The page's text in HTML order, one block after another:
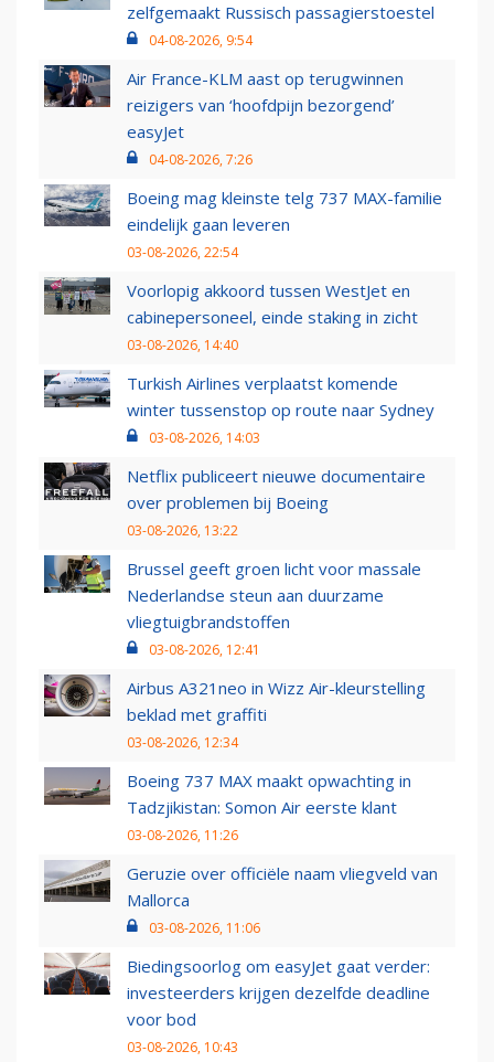
zelfgemaakt Russisch passagierstoestel
04-08-2026, 9:54
Air France-KLM aast op terugwinnen
reizigers van ‘hoofdpijn bezorgend’
easyJet
04-08-2026, 7:26
Boeing mag kleinste telg 737 MAX-familie
eindelijk gaan leveren
03-08-2026, 22:54
Voorlopig akkoord tussen WestJet en
cabinepersoneel, einde staking in zicht
03-08-2026, 14:40
Turkish Airlines verplaatst komende
winter tussenstop op route naar Sydney
03-08-2026, 14:03
Netflix publiceert nieuwe documentaire
over problemen bij Boeing
03-08-2026, 13:22
Brussel geeft groen licht voor massale
Nederlandse steun aan duurzame
vliegtuigbrandstoffen
03-08-2026, 12:41
Airbus A321neo in Wizz Air-kleurstelling
beklad met graffiti
03-08-2026, 12:34
Boeing 737 MAX maakt opwachting in
Tadzjikistan: Somon Air eerste klant
03-08-2026, 11:26
Geruzie over officiële naam vliegveld van
Mallorca
03-08-2026, 11:06
Biedingsoorlog om easyJet gaat verder:
investeerders krijgen dezelfde deadline
voor bod
03-08-2026, 10:43